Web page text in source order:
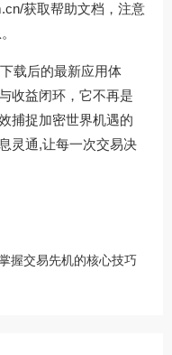
获取帮助文档，注意
载后的最新应用体
收益闭环，它不再是
捕捉加密世界机遇的
灵通,让每一次交易决
握交易先机的核心技巧